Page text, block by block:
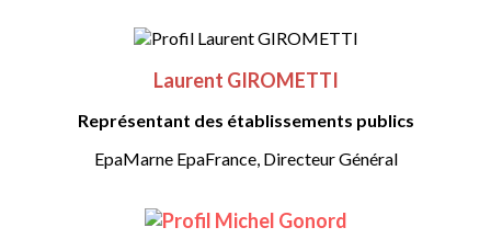
Laurent GIROMETTI
Représentant des établissements publics
EpaMarne EpaFrance, Directeur Général